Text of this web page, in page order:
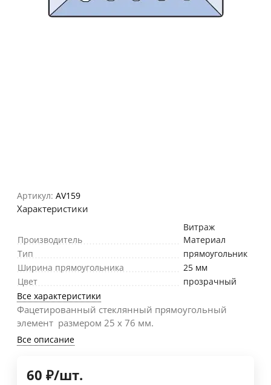
Артикул: AV159
Характеристики
Производитель
Витраж
Материал
Тип
прямоугольник
Ширина прямоугольника
25 мм
Цвет
прозрачный
Все характеристики
Фацетированный стеклянный прямоугольный
элемент размером 25 х 76 мм.
Все описание
60 ₽/шт.